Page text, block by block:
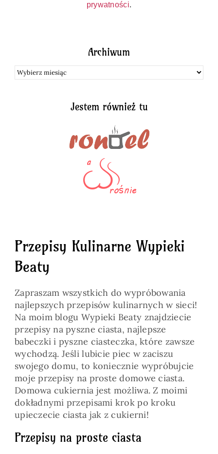
prywatności.
Archiwum
Archiwum
Jestem również tu
Przepisy Kulinarne Wypieki
Beaty
Zapraszam wszystkich do wypróbowania
najlepszych przepisów kulinarnych w sieci!
Na moim blogu Wypieki Beaty znajdziecie
przepisy na pyszne ciasta, najlepsze
babeczki i pyszne ciasteczka, które zawsze
wychodzą. Jeśli lubicie piec w zaciszu
swojego domu, to koniecznie wypróbujcie
moje przepisy na proste domowe ciasta.
Domowa cukiernia jest możliwa. Z moimi
dokładnymi przepisami krok po kroku
upieczecie ciasta jak z cukierni!
Przepisy na proste ciasta